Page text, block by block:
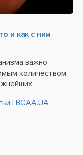
и как с ним
важно
количеством
| BCAA.UA